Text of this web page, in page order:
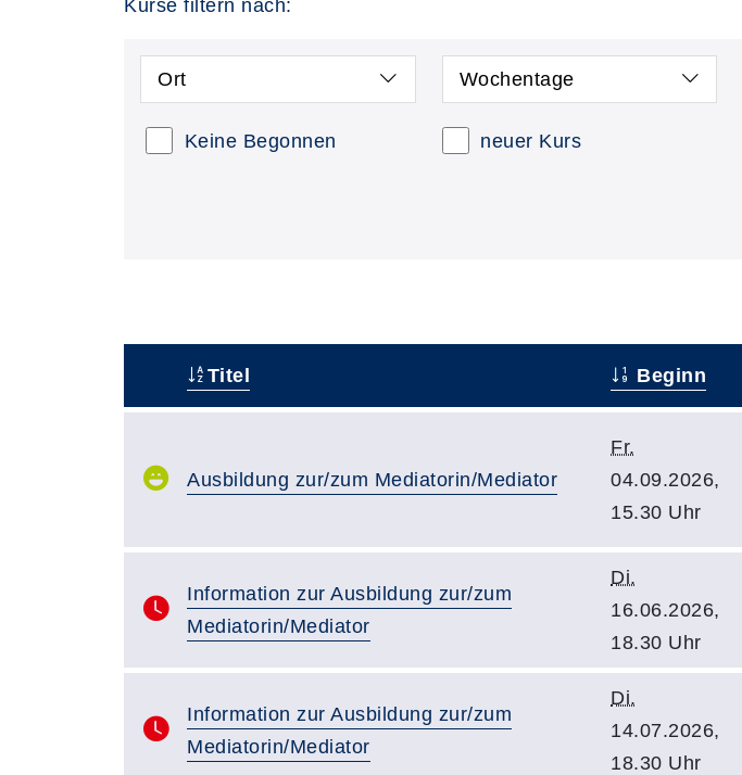
Kurse filtern nach:
Ort Wochentage
Keine Begonnen neuer Kurs
Titel Beginn
Ausbildung zur/zum Mediatorin/Mediator
Fr.
04.09.2026,
15.30 Uhr
Information zur Ausbildung zur/zum
Mediatorin/Mediator
Di.
16.06.2026,
18.30 Uhr
Information zur Ausbildung zur/zum
Mediatorin/Mediator
Di.
14.07.2026,
18.30 Uhr